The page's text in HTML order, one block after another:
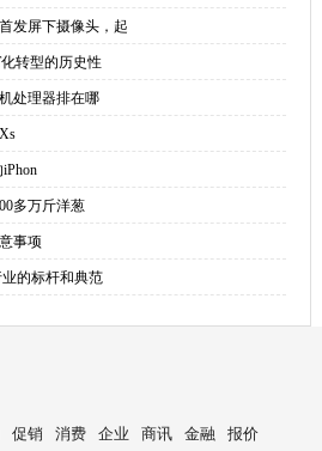
发屏下摄像头，起
转型的历史性
处理器排在哪
多万斤洋葱
事项
的标杆和典范
促销 消费 企业 商讯 金融 报价